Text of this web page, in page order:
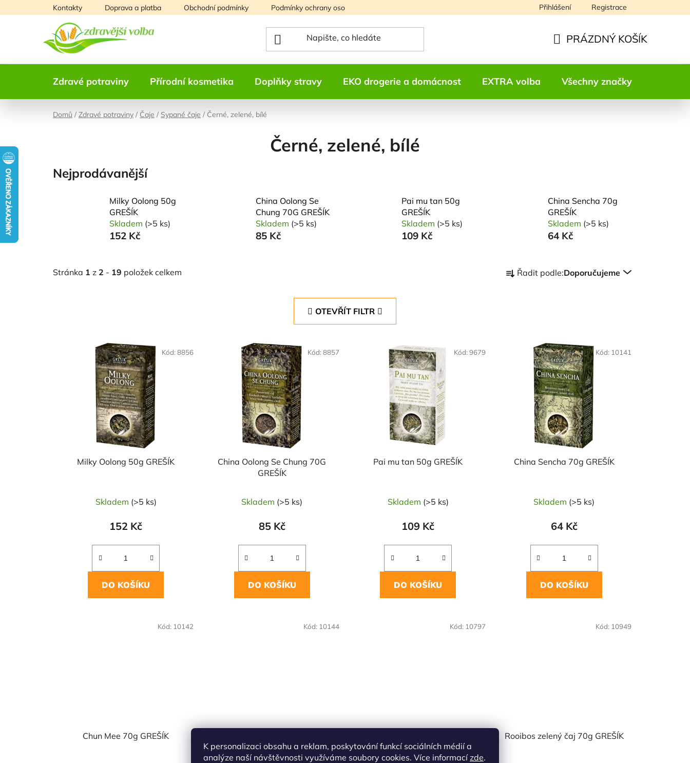
K personalizaci obsahu a reklam, poskytování funkcí sociálních médií a
analýze naší návštěvnosti využíváme soubory cookies. Více informacízde.
na
Kontakty Doprava a platba Obchodní podmínky Podmínky ochrany osobních údajů Přihlášení Registrace
KOŠÍK
PRÁZDNÝ KOŠÍK
Zdravé potraviny Přírodní kosmetika Doplňky stravy EKO drogerie a domácnost EXTRA volba Všechny značky
Domů / Zdravé potraviny / Čaje / Sypané čaje / Černé, zelené, bílé
Černé, zelené, bílé
Nejprodávanější
Milky Oolong 50g
GREŠÍK
Skladem (>5 ks)
152 Kč
China Oolong Se
Chung 70G GREŠÍK
Skladem (>5 ks)
85 Kč
Pai mu tan 50g
GREŠÍK
Skladem (>5 ks)
109 Kč
China Sencha 70g
GREŠÍK
Skladem (>5 ks)
64 Kč
Stránka 1 z 2 - 19 položek celkem
a Řadit podle:Doporučujeme
OTEVŘÍT FILTR
Milky Oolong 50g GREŠÍK
Skladem (>5 ks)
152 Kč
DO KOŠÍKU
Kód: 8856
China Oolong Se Chung 70G
GREŠÍK
Skladem (>5 ks)
85 Kč
DO KOŠÍKU
Kód: 8857
Pai mu tan 50g GREŠÍK
Skladem (>5 ks)
109 Kč
DO KOŠÍKU
Kód: 9679
China Sencha 70g GREŠÍK
Skladem (>5 ks)
64 Kč
DO KOŠÍKU
Kód: 10141
Chun Mee 70g GREŠÍK
Kód: 10142 Kód: 10144 Kód: 10797
Rooibos zelený čaj 70g GREŠÍK
Kód: 10949